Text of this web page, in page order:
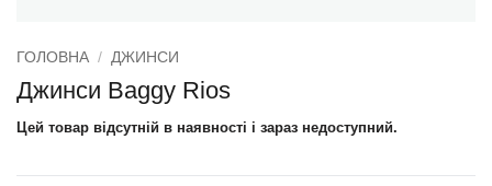
ГОЛОВНА / ДЖИНСИ
Джинси Baggy Rios
Цей товар відсутній в наявності і зараз недоступний.